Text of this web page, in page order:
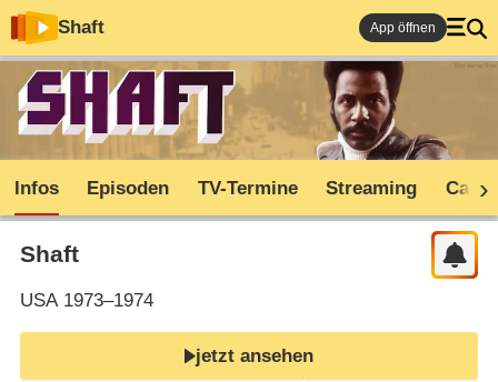
Shaft App öffnen
Infos Episoden TV-Termine Streaming Cast
Shaft
USA1973–1974
jetzt ansehen